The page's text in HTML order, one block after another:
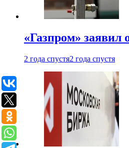
«Газпром» заявил
2 года спустя2 года спустя